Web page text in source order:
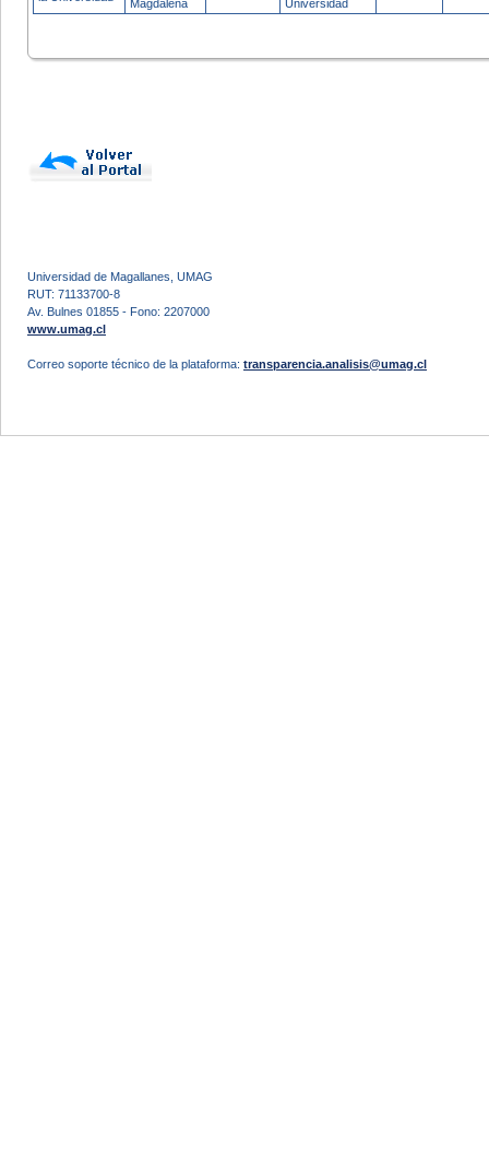
Magdalena
Universidad
Universidad de Magallanes, UMAG
RUT: 71133700-8
Av. Bulnes 01855 - Fono: 2207000
www.umag.cl
Correo soporte técnico de la plataforma: transparencia.analisis@umag.cl